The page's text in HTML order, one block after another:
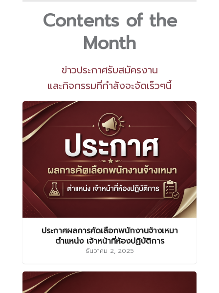
Contents of the
Month
ข่าวประกาศรับสมัครงาน
และกิจกรรมที่กำลังจะจัดเร็วๆนี้
ประกาศผลการคัดเลือกพนักงานจ้างเหมา
ตำแหน่ง เจ้าหน้าที่ห้องปฏิบัติการ
ธันวาคม 2, 2025